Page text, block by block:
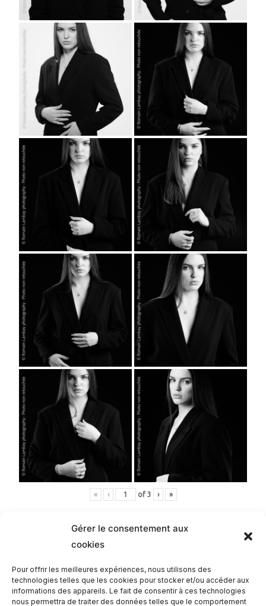
Gérer le consentement aux
cookies
Pour offrir les meilleures expériences, nous utilisons des
technologies telles que les cookies pour stocker et/ou accéder aux
informations des appareils. Le fait de consentir à ces technologies
nous permettra de traiter des données telles que le comportement
« ‹ of 3 › »
Romain